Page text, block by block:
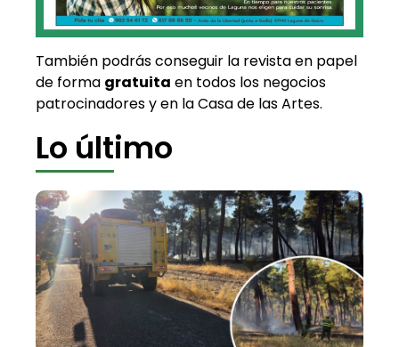
También podrás conseguir la revista en papel
de forma gratuita en todos los negocios
patrocinadores y en la Casa de las Artes.
Lo último